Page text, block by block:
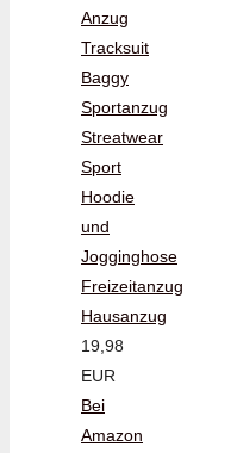
Anzug
Tracksuit
Baggy
Sportanzug
Streatwear
Sport
Hoodie
und
Jogginghose
Freizeitanzug
Hausanzug
19,98
EUR
Bei
Amazon